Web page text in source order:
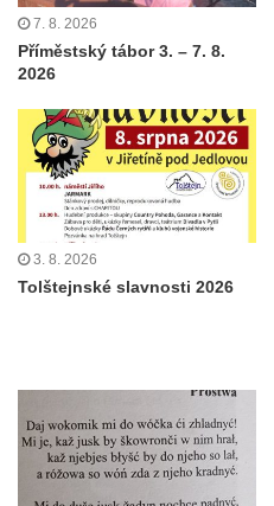
7. 8. 2026
Příměstský tábor 3. – 7. 8.
2026
3. 8. 2026
Tolštejnské slavnosti 2026